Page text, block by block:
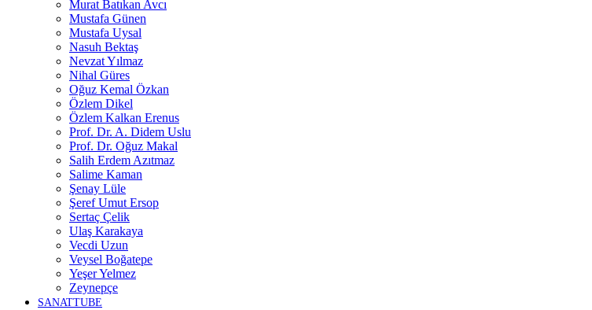
Murat Batıkan Avcı
Mustafa Günen
Mustafa Uysal
Nasuh Bektaş
Nevzat Yılmaz
Nihal Güres
Oğuz Kemal Özkan
Özlem Dikel
Özlem Kalkan Erenus
Prof. Dr. A. Didem Uslu
Prof. Dr. Oğuz Makal
Salih Erdem Azıtmaz
Salime Kaman
Şenay Lüle
Şeref Umut Ersop
Sertaç Çelik
Ulaş Karakaya
Vecdi Uzun
Veysel Boğatepe
Yeşer Yelmez
Zeynepçe
SANATTUBE